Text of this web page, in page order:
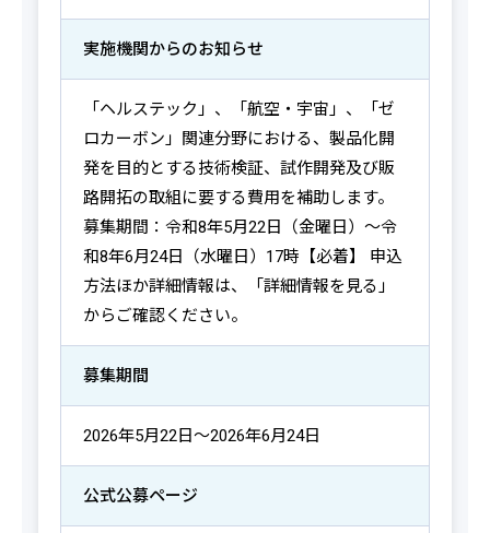
実施機関からのお知らせ
「ヘルステック」、「航空・宇宙」、「ゼ
ロカーボン」関連分野における、製品化開
発を目的とする技術検証、試作開発及び販
路開拓の取組に要する費用を補助します。
募集期間：令和8年5月22日（金曜日）～令
和8年6月24日（水曜日）17時【必着】 申込
方法ほか詳細情報は、「詳細情報を見る」
からご確認ください。
募集期間
2026年5月22日～2026年6月24日
公式公募ページ